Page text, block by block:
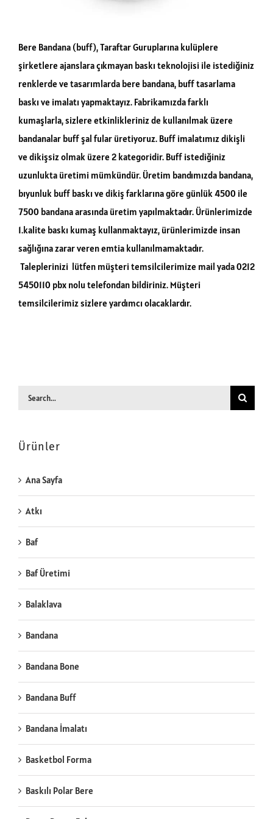
Bere Bandana (buff), Taraftar Guruplarına kulüplere
şirketlere ajanslara çıkmayan baskı teknolojisi ile istediğiniz
renklerde ve tasarımlarda bere bandana, buff tasarlama
baskı ve imalatı yapmaktayız. Fabrikamızda farklı
kumaşlarla, sizlere etkinlikleriniz de kullanılmak üzere
bandanalar buff şal fular üretiyoruz. Buff imalatımız dikişli
ve dikişsiz olmak üzere 2 kategoridir. Buff istediğiniz
uzunlukta üretimi mümkündür. Üretim bandımızda bandana,
bıyunluk buff baskı ve dikiş farklarına göre günlük 4500 ile
7500 bandana arasında üretim yapılmaktadır. Ürünlerimizde
1.kalite baskı kumaş kullanmaktayız, ürünlerimizde insan
sağlığına zarar veren emtia kullanılmamaktadır.
Taleplerinizi lütfen müşteri temsilcilerimize mail yada 0212
5450110 pbx nolu telefondan bildiriniz. Müşteri
temsilcilerimiz sizlere yardımcı olacaklardır.
Search
Ürünler
Ana Sayfa
Atkı
Baf
Baf Üretimi
Balaklava
Bandana
Bandana Bone
Bandana Buff
Bandana İmalatı
Basketbol Forma
Baskılı Polar Bere